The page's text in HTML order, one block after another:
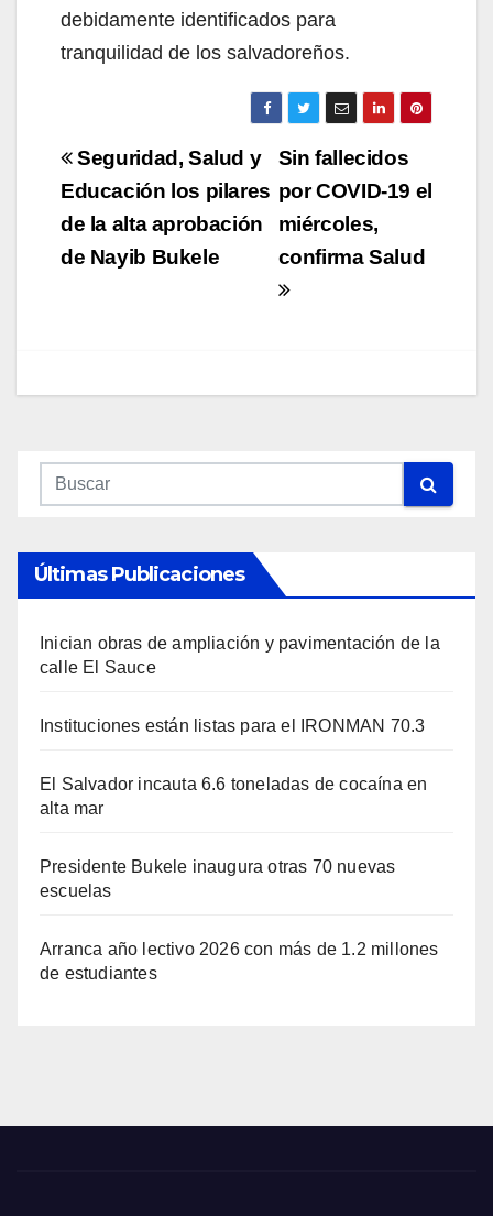
debidamente identificados para
tranquilidad de los salvadoreños.
Navegación
de
entradas
Sin fallecidos
por COVID-19 el
miércoles,
confirma Salud
Seguridad, Salud y
Educación los pilares
de la alta aprobación
de Nayib Bukele
Últimas Publicaciones
Inician obras de ampliación y pavimentación de la
calle El Sauce
Instituciones están listas para el IRONMAN 70.3
El Salvador incauta 6.6 toneladas de cocaína en
alta mar
Presidente Bukele inaugura otras 70 nuevas
escuelas
Arranca año lectivo 2026 con más de 1.2 millones
de estudiantes